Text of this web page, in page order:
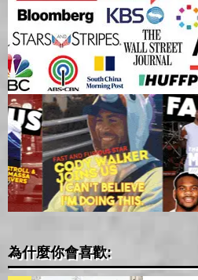
為什麼你會喜歡: